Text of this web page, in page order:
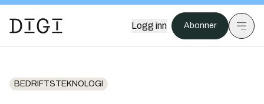
Logg inn Abonner
BEDRIFTSTEKNOLOGI